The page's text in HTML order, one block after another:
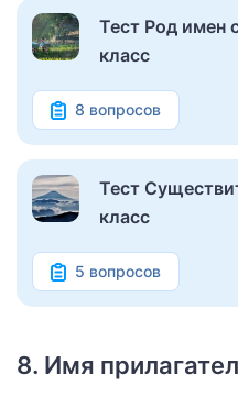
Тест Род имен
класс
8 вопросов
Тест
класс
5 вопросов
8. Имя